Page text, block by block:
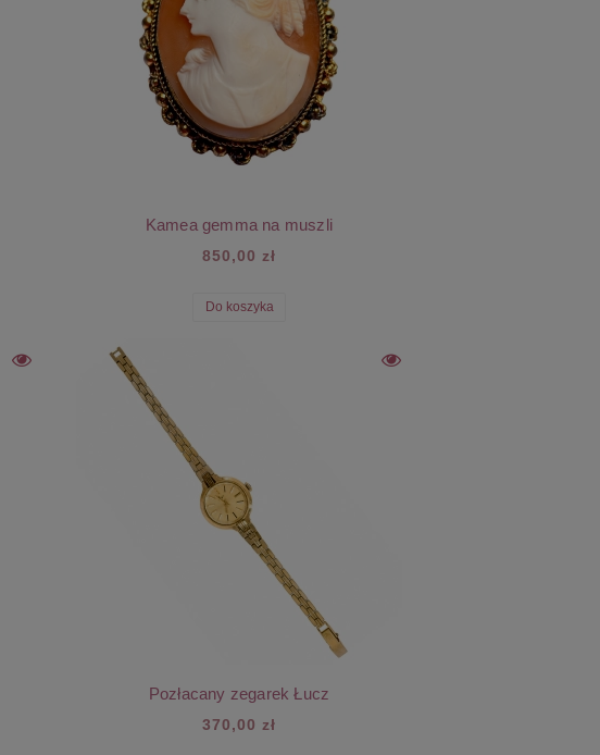
Kamea gemma na muszli
850,00 zł
Do koszyka
Pozłacany zegarek Łucz
370,00 zł